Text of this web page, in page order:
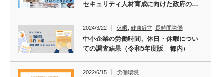
セキュリティ人材育成に向けた政府の…
2024/3/22 休暇 健康経営, 長時間労働
中小企業の労働時間、休日・休暇につい
ての調査結果（令和5年度版 都内）
2022/6/15 労働環境